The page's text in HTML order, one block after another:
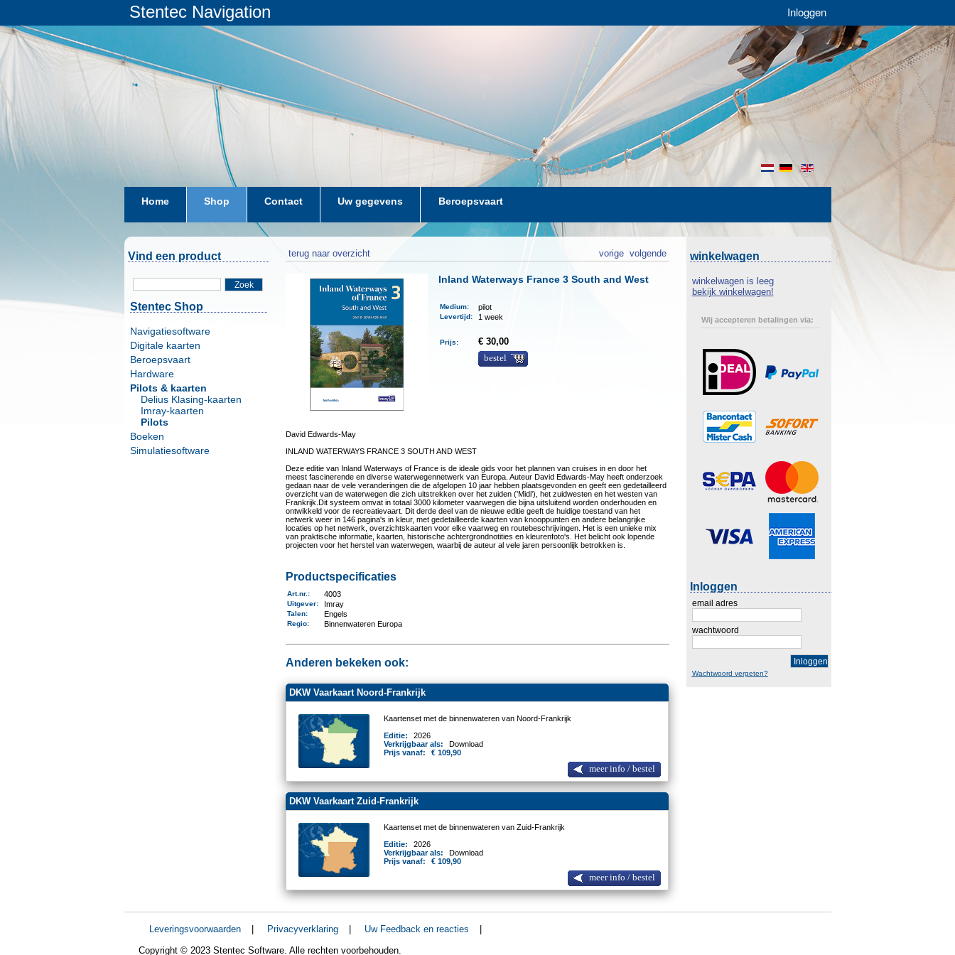
Stentec Navigation Inloggen
en
de
nl
Home Shop Contact Uw gegevens Beroepsvaart
Vind een product
Zoek
Stentec Shop
Navigatiesoftware
Digitale kaarten
Beroepsvaart
Hardware
Pilots & kaarten
Delius Klasing-kaarten
Imray-kaarten
Pilots
Boeken
Simulatiesoftware
terug naar overzicht volgende
vorige
Inland Waterways France 3 South and West
Medium: pilot
Levertijd: 1 week
Prijs:
€ 30,00
bestel
David Edwards-May
INLAND WATERWAYS FRANCE 3 SOUTH AND WEST
Deze editie van Inland Waterways of France is de ideale gids voor het plannen van cruises in en door het
meest fascinerende en diverse waterwegennetwerk van Europa. Auteur David Edwards-May heeft onderzoek
gedaan naar de vele veranderingen die de afgelopen 10 jaar hebben plaatsgevonden en geeft een gedetailleerd
overzicht van de waterwegen die zich uitstrekken over het zuiden ('Midi'), het zuidwesten en het westen van
Frankrijk.Dit systeem omvat in totaal 3000 kilometer vaarwegen die bijna uitsluitend worden onderhouden en
ontwikkeld voor de recreatievaart. Dit derde deel van de nieuwe editie geeft de huidige toestand van het
netwerk weer in 146 pagina's in kleur, met gedetailleerde kaarten van knooppunten en andere belangrijke
locaties op het netwerk, overzichtskaarten voor elke vaarweg en routebeschrijvingen. Het is een unieke mix
van praktische informatie, kaarten, historische achtergrondnotities en kleurenfoto's. Het belicht ook lopende
projecten voor het herstel van waterwegen, waarbij de auteur al vele jaren persoonlijk betrokken is.
Productspecificaties
Art.nr. : 4003
Uitgever: Imray
Talen: Engels
Regio: Binnenwateren Europa
Anderen bekeken ook:
DKW Vaarkaart Noord-Frankrijk
Kaartenset met de binnenwateren van Noord-Frankrijk
Editie:
2026
Verkrijgbaar als:
Download
Prijs vanaf:
€ 109,90
meer info / bestel
DKW Vaarkaart Zuid-Frankrijk
Kaartenset met de binnenwateren van Zuid-Frankrijk
Editie:
2026
Verkrijgbaar als:
Download
Prijs vanaf:
€ 109,90
meer info / bestel
winkelwagen
winkelwagen is leeg
bekijk winkelwagen!
Wij accepteren betalingen via:
Inloggen
email adres
wachtwoord
Inloggen
Wachtwoord vergeten?
Leveringsvoorwaarden | Privacyverklaring | Uw Feedback en reacties
|
Copyright © 2023 Stentec Software. Alle rechten voorbehouden.